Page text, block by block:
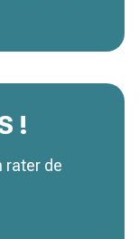
!
rater de